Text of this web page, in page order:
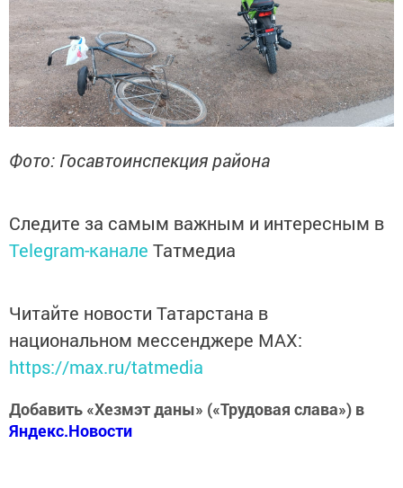
Фото: Госавтоинспекция района
Следите за самым важным и интересным в
Telegram-канале Татмедиа
Читайте новости Татарстана в
национальном мессенджере MАХ:
https://max.ru/tatmedia
Добавить «Хезмэт даны» («Трудовая слава») в
Яндекс.Новости